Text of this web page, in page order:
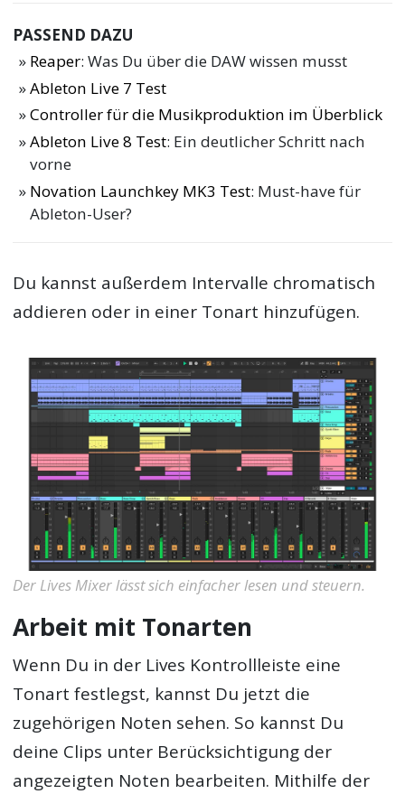
PASSEND DAZU
Reaper: Was Du über die DAW wissen musst
Ableton Live 7 Test
Controller für die Musikproduktion im Überblick
Ableton Live 8 Test: Ein deutlicher Schritt nach
vorne
Novation Launchkey MK3 Test: Must-have für
Ableton-User?
Du kannst außerdem Intervalle chromatisch
addieren oder in einer Tonart hinzufügen.
Der Lives Mixer lässt sich einfacher lesen und steuern.
Arbeit mit Tonarten
Wenn Du in der Lives Kontrollleiste eine
Tonart festlegst, kannst Du jetzt die
zugehörigen Noten sehen. So kannst Du
deine Clips unter Berücksichtigung der
angezeigten Noten bearbeiten. Mithilfe der